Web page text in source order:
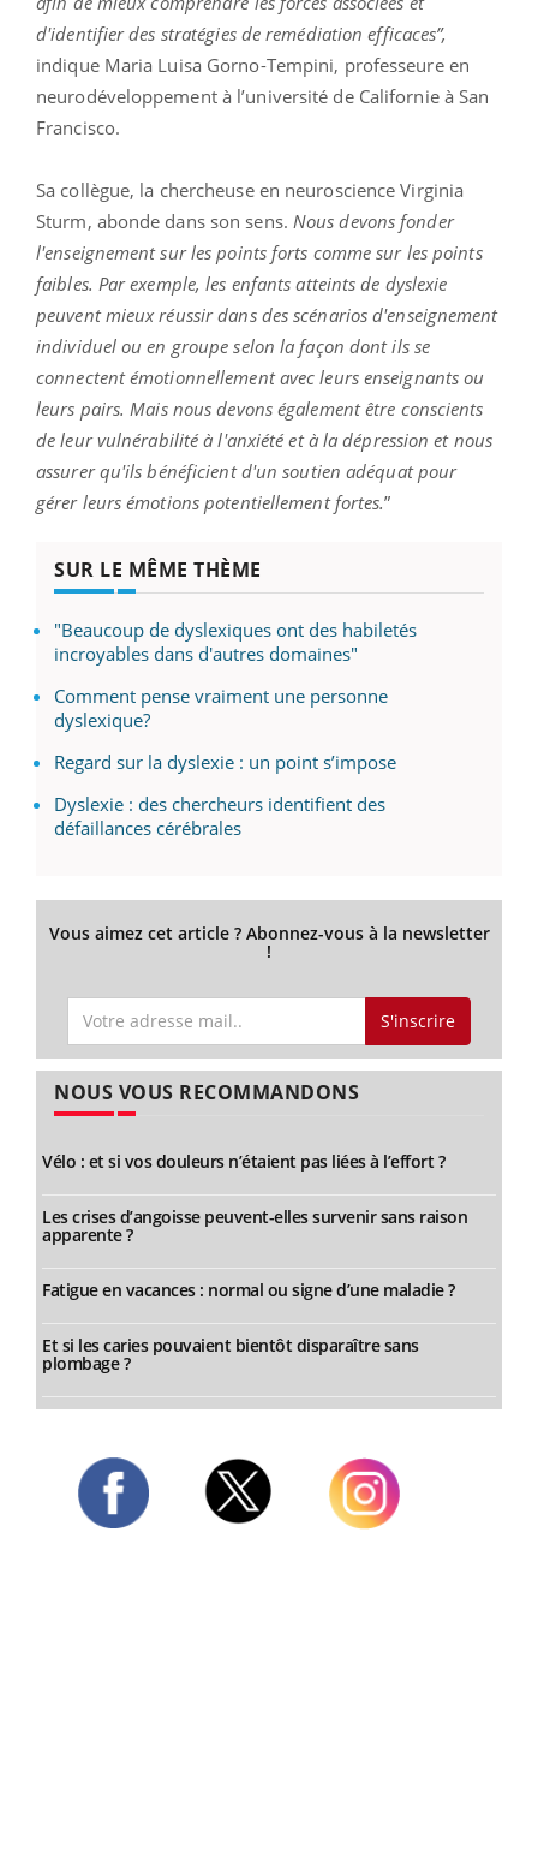
d'identifier des stratégies de remédiation efficaces”,
indique Maria Luisa Gorno-Tempini, professeure en
neurodéveloppement à l’université de Californie à San
Francisco.
Sa collègue, la chercheuse en neuroscience Virginia
Sturm, abonde dans son sens. Nous devons fonder
l'enseignement sur les points forts comme sur les points
faibles. Par exemple, les enfants atteints de dyslexie
peuvent mieux réussir dans des scénarios d'enseignement
individuel ou en groupe selon la façon dont ils se
connectent émotionnellement avec leurs enseignants ou
leurs pairs. Mais nous devons également être conscients
de leur vulnérabilité à l'anxiété et à la dépression et nous
assurer qu'ils bénéficient d'un soutien adéquat pour
gérer leurs émotions potentiellement fortes.”
SUR LE MÊME THÈME
"Beaucoup de dyslexiques ont des habiletés
incroyables dans d'autres domaines"
Comment pense vraiment une personne
dyslexique?
Regard sur la dyslexie : un point s’impose
Dyslexie : des chercheurs identifient des
défaillances cérébrales
Vous aimez cet article ? Abonnez-vous à la newsletter
!
S'inscrire
NOUS VOUS RECOMMANDONS
Vélo : et si vos douleurs n’étaient pas liées à l’effort ?
Les crises d’angoisse peuvent-elles survenir sans raison
apparente ?
Fatigue en vacances : normal ou signe d’une maladie ?
Et si les caries pouvaient bientôt disparaître sans
plombage ?